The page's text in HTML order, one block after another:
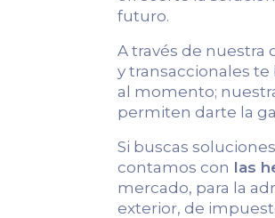
futuro.
A través de nuestra
y transaccionales
al momento;
permiten darte la
Si buscas
contamos con las
mercado, para la
exterior, de